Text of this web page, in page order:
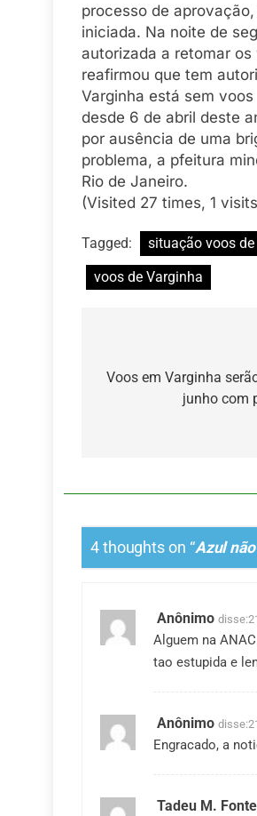
processo de
iniciada. Na noite de
autorizada a retomar
reafirmou que tem
Varginha está sem voos
desde 6 de abril deste
por ausência de uma
problema, a pfeitura
Rio de Janeiro.
(Visited 27 times, 1
Tagged: situação voos
voos de Varginha
de
Voos em Varginha
junho com
4 thoughts on “Azul
Anônimo disse:
Alguem na
tao estupida e
Anônimo disse:
Engracado, a
Tadeu M.